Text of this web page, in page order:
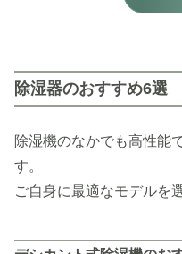
除湿器のおすすめ6選
除湿機のなかでも高性能
す。
ご自身に最適なモデルを